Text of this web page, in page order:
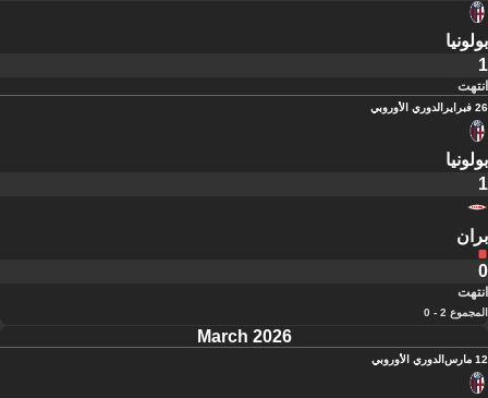
بولونيا
1
انتهت
26 فبراير الدوري الأوروبي
بولونيا
1
بران
0
انتهت
المجموع 2 - 0
March 2026
12 مارس الدوري الأوروبي